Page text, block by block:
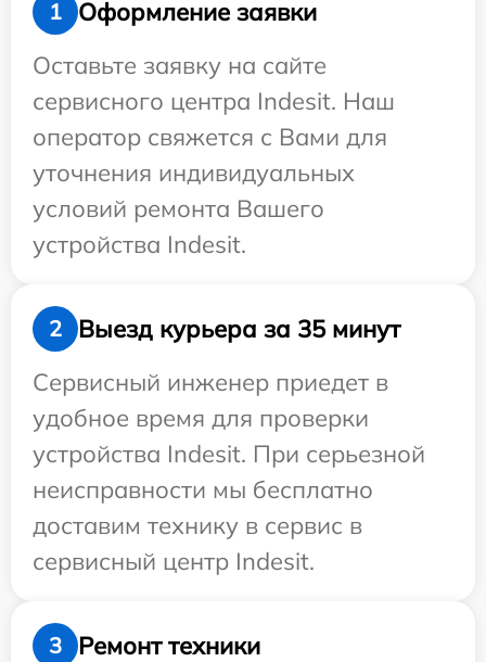
1
Оформление заявки
Оставьте заявку на сайте
сервисного центра Indesit. Наш
оператор свяжется с Вами для
уточнения индивидуальных
условий ремонта Вашего
устройства Indesit.
2
Выезд курьера за 35 минут
Сервисный инженер приедет в
удобное время для проверки
устройства Indesit. При серьезной
неисправности мы бесплатно
доставим технику в сервис в
сервисный центр Indesit.
3
Ремонт техники